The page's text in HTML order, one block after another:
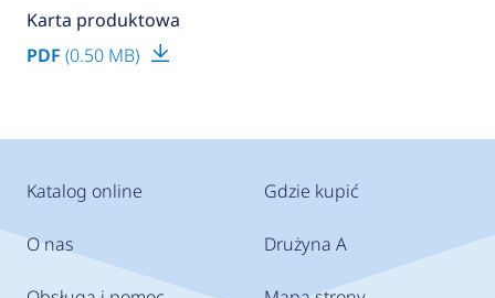
Karta produktowa
PDF (0.50 MB)
Katalog online
O nas
Gdzie kupić
Drużyna A